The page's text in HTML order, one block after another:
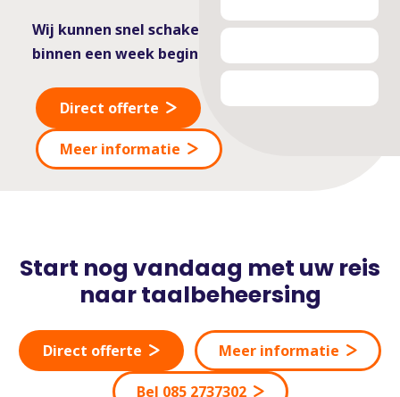
Wij kunnen snel schakelen -
binnen een week beginnen is mogelijk
Direct offerte
Meer informatie
Start nog vandaag met uw reis
naar taalbeheersing
Direct offerte Meer informatie
Bel 085 2737302